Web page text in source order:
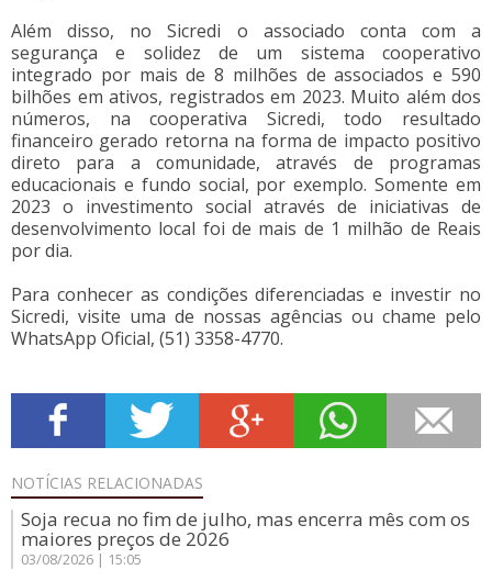
Além disso, no Sicredi o associado conta com a
segurança e solidez de um sistema cooperativo
integrado por mais de 8 milhões de associados e 590
bilhões em ativos, registrados em 2023. Muito além dos
números, na cooperativa Sicredi, todo resultado
financeiro gerado retorna na forma de impacto positivo
direto para a comunidade, através de programas
educacionais e fundo social, por exemplo. Somente em
2023 o investimento social através de iniciativas de
desenvolvimento local foi de mais de 1 milhão de Reais
por dia.
Para conhecer as condições diferenciadas e investir no
Sicredi, visite uma de nossas agências ou chame pelo
WhatsApp Oficial, (51) 3358-4770.
NOTÍCIAS RELACIONADAS
Soja recua no fim de julho, mas encerra mês com os
maiores preços de 2026
03/08/2026 | 15:05